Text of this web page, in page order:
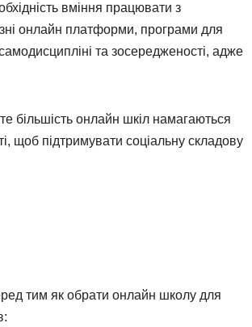
вміння працювати з
онлайн платформи, програми для
та зосередженості, адже
більшість онлайн шкіл намагаються
щоб підтримувати соціальну складову
тим як обрати онлайн школу для